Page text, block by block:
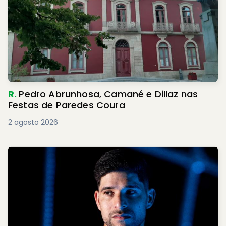
R. Pedro Abrunhosa, Camané e Dillaz nas
Festas de Paredes Coura
2 agosto 2026